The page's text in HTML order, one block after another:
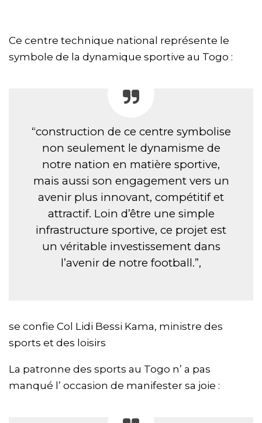
Ce centre technique national représente le
symbole de la dynamique sportive au Togo :
“construction de ce centre symbolise
non seulement le dynamisme de
notre nation en matière sportive,
mais aussi son engagement vers un
avenir plus innovant, compétitif et
attractif. Loin d’être une simple
infrastructure sportive, ce projet est
un véritable investissement dans
l’avenir de notre football.”,
se confie Col Lidi Bessi Kama, ministre des
sports et des loisirs
La patronne des sports au Togo n’ a pas
manqué l’ occasion de manifester sa joie :